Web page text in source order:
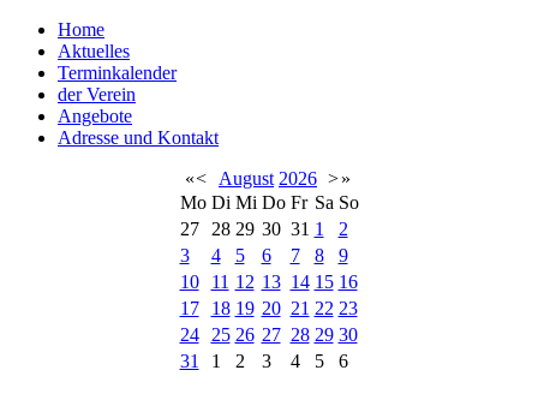
Home
Aktuelles
Terminkalender
der Verein
Angebote
Adresse und Kontakt
«< August 2026 >»
Mo Di Mi Do Fr Sa So
27
28 29 30 31 1
2
3
4 5 6 7 8
9
10
11 12 13 14 15 16
17
18 19 20 21 22 23
24
25 26 27 28 29 30
31
1 2 3 4 5 6